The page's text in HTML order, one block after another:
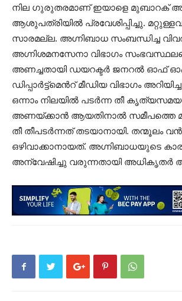
നില ഗുരുതരമാണ് ഇയാളെ മുബാറക്
ആശുപത്രിയിൽ പ്രവേശിപ്പിച്ചു.
സാരമല്ല. അഗ്നിബാധ സംബന്ധിച്ച
അഗ്നിശമനസേനാ വിഭാഗം
അണച്ചതായി ഡയറക്ടർ ജനറൽ ഓഫ്
ഡിപ്പാർട്ട്മെൻറ് മീഡിയ വിഭാഗം
ഒന്നാം നിലയിൽ പടർന്ന തീ
അണയ്ക്കാൻ ആയതിനാൽ സമീപത്തെ
തീ തീപടർന്നത് തടയാനായി. തന്മൂലം
ഒഴിവാക്കാനായത്. അഗ്നിബാധയുടെ
അന്വേഷിച്ചു വരുന്നതായി അധികൃതർ